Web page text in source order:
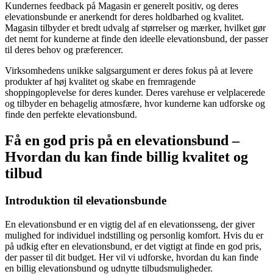
Kundernes feedback på Magasin er generelt positiv, og deres
elevationsbunde er anerkendt for deres holdbarhed og kvalitet.
Magasin tilbyder et bredt udvalg af størrelser og mærker, hvilket gør
det nemt for kunderne at finde den ideelle elevationsbund, der passer
til deres behov og præferencer.
Virksomhedens unikke salgsargument er deres fokus på at levere
produkter af høj kvalitet og skabe en fremragende
shoppingoplevelse for deres kunder. Deres varehuse er velplacerede
og tilbyder en behagelig atmosfære, hvor kunderne kan udforske og
finde den perfekte elevationsbund.
Få en god pris på en elevationsbund –
Hvordan du kan finde billig kvalitet og
tilbud
Introduktion til elevationsbunde
En elevationsbund er en vigtig del af en elevationsseng, der giver
mulighed for individuel indstilling og personlig komfort. Hvis du er
på udkig efter en elevationsbund, er det vigtigt at finde en god pris,
der passer til dit budget. Her vil vi udforske, hvordan du kan finde
en billig elevationsbund og udnytte tilbudsmuligheder.